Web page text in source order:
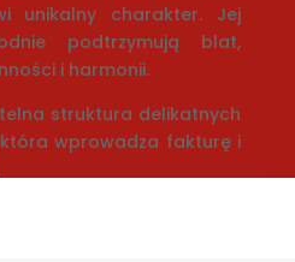
unikalny charakter. Jej
podtrzymują blat,
i harmonii.
struktura delikatnych
wprowadza fakturę i